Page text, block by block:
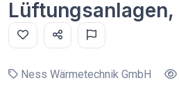
Ness Wärmetechnik GmbH